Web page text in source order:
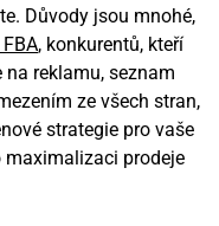
Důvody jsou mnohé,
, konkurentů, kteří
reklamu, seznam
ze všech stran,
strategie pro vaše
maximalizaci prodeje